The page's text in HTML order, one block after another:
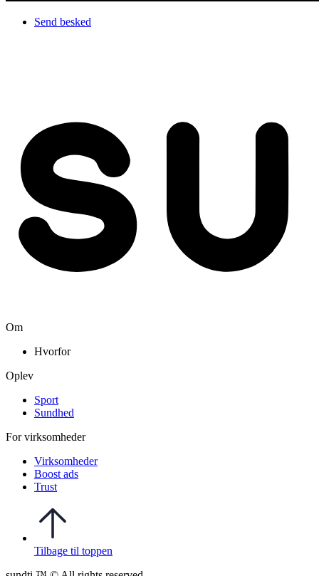
Send besked
Om
Hvorfor
Oplev
Sport
Sundhed
For virksomheder
Virksomheder
Boost ads
Trust
Tilbage til toppen